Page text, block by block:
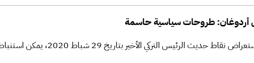
أردوغان: طروحات سياسية حاسمة
حديث الرئيس التركي الأخير بتاريخ 29 شباط 2020، يمكن استنباط أربعة محاور: